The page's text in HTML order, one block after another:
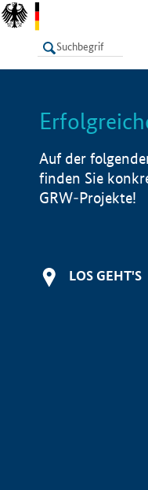
LISTE
Auf der
finden Sie
GRW-Projekte!
LOS GEHT'S